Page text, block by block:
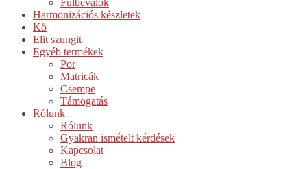
Fülbevalók
Harmonizációs készletek
Kő
Elit szungit
Egyéb termékek
Por
Matricák
Csempe
Támogatás
Rólunk
Rólunk
Gyakran ismételt kérdések
Kapcsolat
Blog